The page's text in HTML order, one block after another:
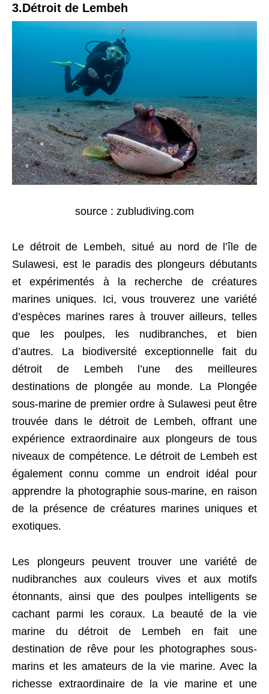
3.Détroit de Lembeh
source : zubludiving.com
Le détroit de Lembeh, situé au nord de l’île de
Sulawesi, est le paradis des plongeurs débutants
et expérimentés à la recherche de créatures
marines uniques. Ici, vous trouverez une variété
d’espèces marines rares à trouver ailleurs, telles
que les poulpes, les nudibranches, et bien
d’autres. La biodiversité exceptionnelle fait du
détroit de Lembeh l’une des meilleures
destinations de plongée au monde. La Plongée
sous-marine de premier ordre à Sulawesi peut être
trouvée dans le détroit de Lembeh, offrant une
expérience extraordinaire aux plongeurs de tous
niveaux de compétence. Le détroit de Lembeh est
également connu comme un endroit idéal pour
apprendre la photographie sous-marine, en raison
de la présence de créatures marines uniques et
exotiques.
Les plongeurs peuvent trouver une variété de
nudibranches aux couleurs vives et aux motifs
étonnants, ainsi que des poulpes intelligents se
cachant parmi les coraux. La beauté de la vie
marine du détroit de Lembeh en fait une
destination de rêve pour les photographes sous-
marins et les amateurs de la vie marine. Avec la
richesse extraordinaire de la vie marine et une